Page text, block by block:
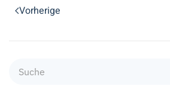
Vorherige